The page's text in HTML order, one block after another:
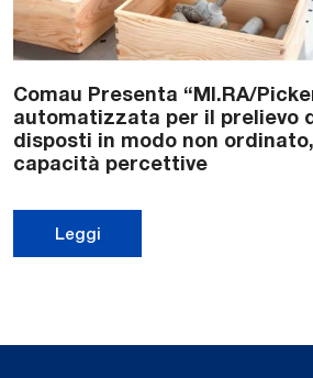
Comau Presenta “MI.RA/
automatizzata per il prelievo
disposti in modo non
capacità percettive
Leggi